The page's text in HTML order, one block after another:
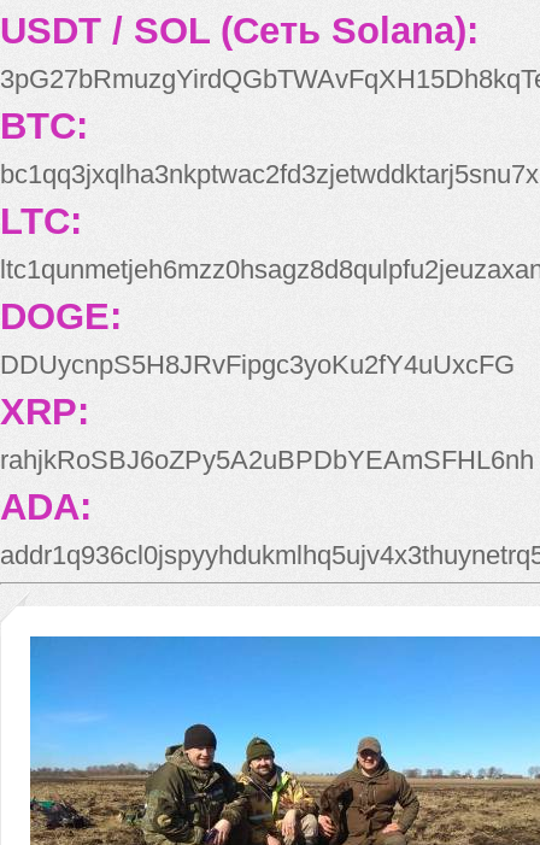
USDT / SOL (Сеть Solana):
BTC:
bc1qq3jxqlha3nkptwac2fd3zjetwddktarj5snu7x
LTC:
DOGE:
DDUycnpS5H8JRvFipgc3yoKu2fY4uUxcFG
XRP:
rahjkRoSBJ6oZPy5A2uBPDbYEAmSFHL6nh
ADA: